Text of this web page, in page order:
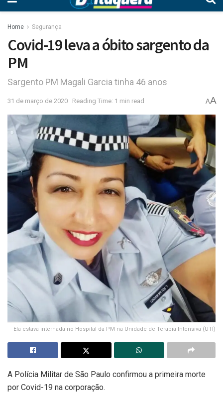
Home Segurança
Covid-19 leva a óbito sargento da
PM
Sargento PM Magali Garcia tinha 46 anos
31 de março de 2020 Reading Time: 1 min read AA
Ela estava internada no Hospital da PM na Unidade de Terapia Intensiva (UTI)
A Polícia Militar de São Paulo confirmou a primeira morte
por Covid-19 na corporação.